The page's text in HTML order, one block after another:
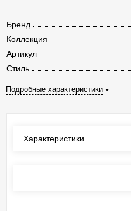
Бренд
Коллекция
Артикул
Стиль
Подробные характеристики
Характеристики